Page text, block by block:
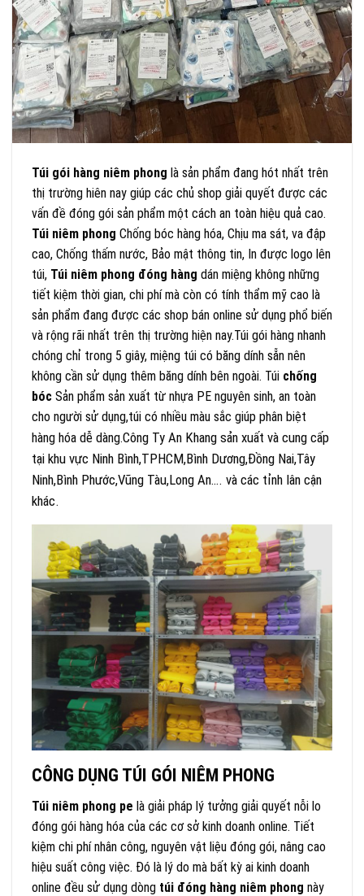
Túi gói hàng niêm phong là sản phẩm đang hót nhất trên
thị trường hiên nay giúp các chủ shop giải quyết được các
vấn đề đóng gói sản phẩm một cách an toàn hiệu quả cao.
Túi niêm phong Chống bóc hàng hóa, Chịu ma sát, va đập
cao, Chống thấm nước, Bảo mật thông tin, In được logo lên
túi, Túi niêm phong đóng hàng dán miệng không những
tiết kiệm thời gian, chi phí mà còn có tính thẩm mỹ cao là
sản phẩm đang được các shop bán online sử dụng phổ biến
và rộng rãi nhất trên thị trường hiện nay.Túi gói hàng nhanh
chóng chỉ trong 5 giây, miệng túi có băng dính sẵn nên
không cần sử dụng thêm băng dính bên ngoài. Túi chống
bóc Sản phẩm sản xuất từ nhựa PE nguyên sinh, an toàn
cho người sử dụng,túi có nhiều màu sắc giúp phân biệt
hàng hóa dễ dàng.Công Ty An Khang sản xuất và cung cấp
tại khu vực Ninh Bình,TPHCM,Bình Dương,Đồng Nai,Tây
Ninh,Bình Phước,Vũng Tàu,Long An…. và các tỉnh lân cận
khác.
CÔNG DỤNG TÚI GÓI NIÊM PHONG
Túi niêm phong pe là giải pháp lý tưởng giải quyết nỗi lo
đóng gói hàng hóa của các cơ sở kinh doanh online. Tiết
kiệm chi phí nhân công, nguyên vật liệu đóng gói, nâng cao
hiệu suất công việc. Đó là lý do mà bất kỳ ai kinh doanh
online đều sử dụng dòng túi đóng hàng niêm phong này